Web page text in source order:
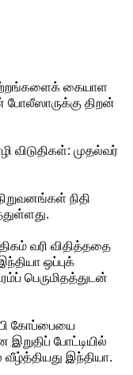
கையாள
போலீஸாருக்கு திறன்
விடுதிகள்: முதல்வர்
நிதி
வரி விதித்ததை
ஒப்புக்
பெருமிதத்துடன்
கோப்பையை
இறுதிப் போட்டியில்
வீழ்த்தியது இந்தியா.